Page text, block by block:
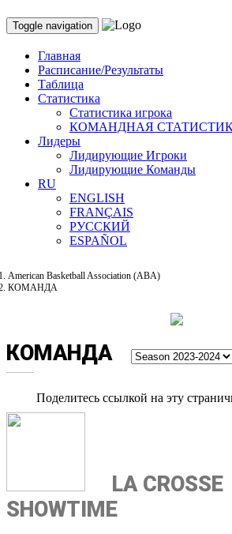
Toggle navigation
Главная
Расписание/Результаты
Таблица
Статистика
Статистика игрока
КОМАНДНАЯ
Лидеры
Лидирующие Игроки
Лидирующие Команды
RU
ENGLISH
FRANÇAIS
РУССКИЙ
ESPAÑOL
American Basketball Association (ABA)
КОМАНДА
КОМАНДА
Поделитесь ссылкой на эту
LA CROSSE
SHOWTIME